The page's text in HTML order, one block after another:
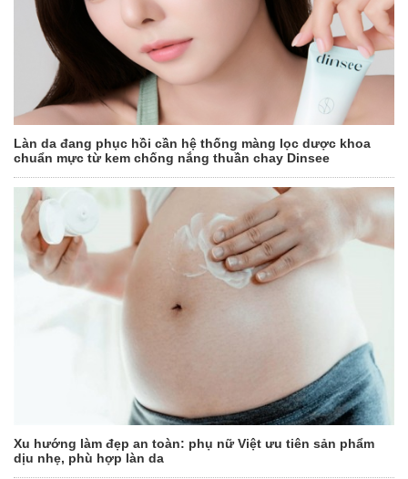
Làn da đang phục hồi cần hệ thống màng lọc dược khoa
chuẩn mực từ kem chống nắng thuần chay Dinsee
Xu hướng làm đẹp an toàn: phụ nữ Việt ưu tiên sản phẩm
dịu nhẹ, phù hợp làn da